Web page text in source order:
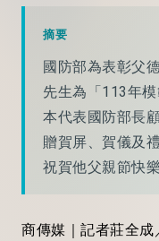
摘要
國防部為表彰父
先生為「113年
本代表國防部長
贈賀屏、賀儀及
祝賀他父親節快樂
商傳媒｜記者莊全成